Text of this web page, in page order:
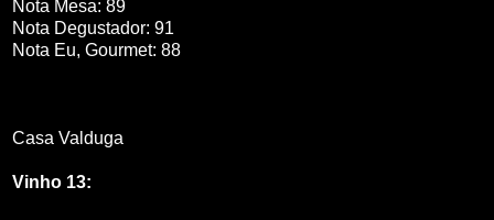
Nota Mesa: 89
Nota Degustador: 91
Nota Eu, Gourmet: 88
Casa Valduga
Vinho 13: